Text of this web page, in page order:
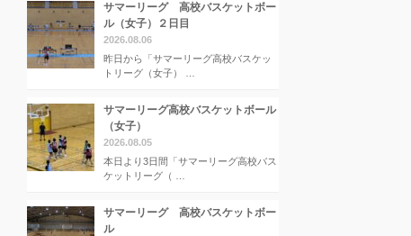
サマーリーグ 高校バスケットボー
ル（女子）２日目
2026.08.06
昨日から「サマーリーグ高校バスケッ
トリーグ（女子） …
サマーリーグ高校バスケットボール
（女子）
2026.08.05
本日より3日間「サマーリーグ高校バス
ケットリーグ（ …
サマーリーグ 高校バスケットボー
ル